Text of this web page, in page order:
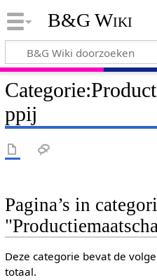
B&G Wiki
Categorie:
ppij
Pagina’s in
Deze categorie bevat de
totaal.